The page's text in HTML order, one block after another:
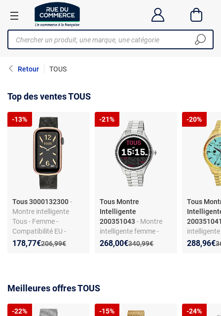
Retour TOUS
Top des ventes TOUS
Tous 3000132300-
Montre intelligente
Tous - Femme -
Compatibilité EU -
Forme rectangulaire
Ancien prix :
206,99€
Nouveau prix :
178,77€
Réduction de :
-13%
Tous Montre
Intelligente
200351043 - Montre
intelligente femme -
Bluetooth compatible -
Ancien prix :
340,99€
Nouveau prix :
268,00€
Réduction de :
-21%
Tous
intelligente
féminin -
Nouveau
288,96€
-20%
Meilleures offres TOUS
-22% -15% -24%